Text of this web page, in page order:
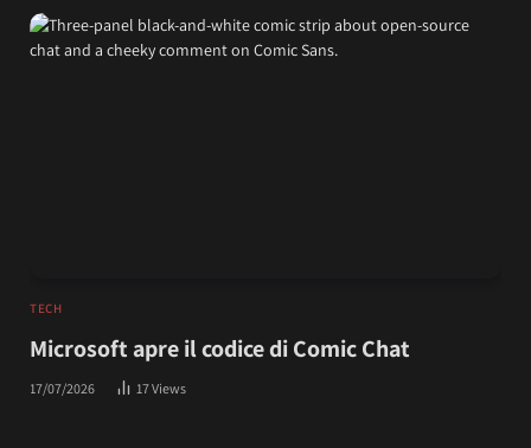
TECH
Microsoft apre il codice di Comic Chat
17/07/2026 17Views